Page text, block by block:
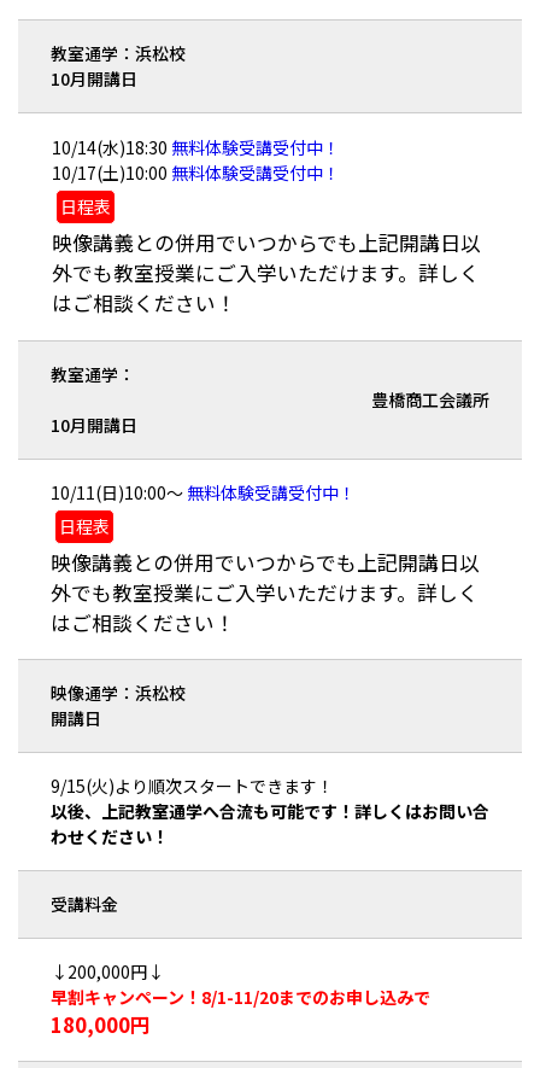
教室通学：浜松校
10月開講日
10/14(水)18:30 無料体験受講受付中！
10/17(土)10:00 無料体験受講受付中！
日程表
映像講義との併用でいつからでも上記開講日以
外でも教室授業にご入学いただけます。詳しく
はご相談ください！
教室通学：
豊橋商工会議所
10月開講日
10/11(日)10:00～ 無料体験受講受付中！
日程表
映像講義との併用でいつからでも上記開講日以
外でも教室授業にご入学いただけます。詳しく
はご相談ください！
映像通学：浜松校
開講日
9/15(火)より順次スタートできます！
以後、上記教室通学へ合流も可能です！詳しくはお問い合
わせください！
受講料金
↓200,000円↓
早割キャンペーン！8/1-11/20までのお申し込みで
180,000円